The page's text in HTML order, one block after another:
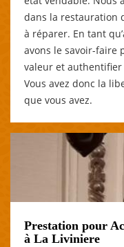
dans la restauration
à réparer. En tant
avons le savoir-faire
valeur et authentifier
Vous avez donc la
que vous avez.
Prestation pour
à La Liviniere